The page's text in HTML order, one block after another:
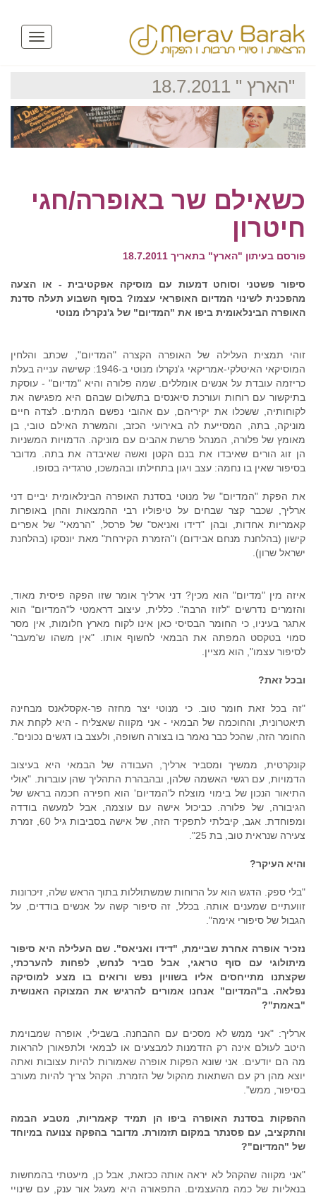
Toggle
"הארץ " 18.7.2011
כשאילם שר באופרה/חגי
חיטרון
פורסם בעיתון "הארץ" בתאריך 18.7.2011
סיפור פשטני וסוחט דמעות עם מוסיקה אפקטיבית - או הצעה
מהפכנית לשינוי המדיום האופראי עצמו? בסוף השבוע תעלה סדנת
האופרה הבינלאומית ביפו את "המדיום" של ג'נקרלו מנוטי
זוהי תמצית העלילה של האופרה הקצרה "המדיום", שכתב והלחין
המוסיקאי האיטלקי-אמריקאי ג'נקרלו מנוטי ב-1946: קשישה ענייה בעלת
כריזמה עובדת על אנשים אומללים. שמה פלורה והיא "מדיום" - עוסקת
בתיקשור עם רוחות ועורכת סיאנסים בתשלום שבהם היא מפגישה את
לקוחותיה, ששכלו את יקיריהם, עם אהובי נפשם המתים. לצדה חיים
מוניקה, בתה, המסייעת לה באירועי הכזב, והמשרת האילם טובי, בן
מאומץ של פלורה, המנהל פרשת אהבים עם מוניקה. הדמויות המשניות
הן זוג הורים שאיבדו את בנם הקטן ואשה שאיבדה את בתה. מדובר
בסיפור שאין בו נחמה: עצב ויגון בתחילתו ובהמשכו, טרגדיה בסופו.
את הפקת "המדיום" של מנוטי בסדנת האופרה הבינלאומית יביים דני
ארליך, שכבר קצר שבחים על טיפוליו רבי ההמצאות והחן באופרות
קאמריות אחדות, ובהן "דידו ואניאס" של פרסל, "הרמאי" של אפרים
קישון (בהלחנת מנחם אבידום) ו"הזמרת הקירחת" מאת יונסקו (בהלחנת
ישראל שרון).
איזה מין "מדיום" הוא מכין? דני ארליך אומר שזו הפקה פיסית מאוד,
והזמרים נדרשים "לזוז הרבה". כללית, עיצוב דראמטי ל"המדיום" הוא
אתגר בעיניו, כי החומר הבסיסי כאן אינו לקוח מארץ חלומות, אין מסר
סמוי בטקסט המפתה את הבמאי לחשוף אותו. "אין משהו ש'מעבר'
לסיפור עצמו", הוא מציין.
ובכל זאת?
"זה בכל זאת חומר טוב. כי מנוטי יצר מחזה פר-אקסלאנס מבחינה
תיאטרונית, והחוכמה של הבמאי - אני מקווה שאצליח - היא לקחת את
החומר הזה, שהכל כבר נאמר בו בצורה חשופה, ולעצב בו דגשים נכונים".
קונקרטית, ממשיך ומסביר ארליך, העבודה של הבמאי היא בעיצוב
הדמויות, עם רגשי האשמה שלהן, ובהבהרת התהליך שהן עוברות. "אולי
התיאור הנכון של בימוי מוצלח ל'המדיום' הוא חפירה חכמה בראש של
הגיבורה, של פלורה. כביכול אישה עם עוצמה, אבל למעשה בודדה
ומפוחדת. אגב, קיבלתי לתפקיד הזה, של אישה בסביבות גיל 60, זמרת
צעירה שנראית טוב, בת 25".
והיא העיקר?
"בלי ספק. הדגש הוא על הרוחות שמשתוללות בתוך הראש שלה, זיכרונות
זוועתיים שמענים אותה. בכלל, זה סיפור קשה על אנשים בודדים, על
הגבול של סיפורי אימה".
נזכיר אופרה אחרת שביימת, "דידו ואניאס". שם העלילה היא סיפור
מיתולוגי עם סוף טראגי, אבל סביר לנחש, לפחות להערכתי,
שקצתנו מתייחסים אליו בשוויון נפש ורואים בו מצע למוסיקה
נפלאה. ב"המדיום" אנחנו אמורים להרגיש את המצוקה האנושית
"באמת"?
ארליך: "אני ממש לא מסכים עם ההבחנה. בשבילי, אופרה שמבוימת
היטב לעולם אינה רק הזדמנות למבצעים או לבמאי ולתפאורן להראות
מה הם יודעים. אני שונא הפקות אופרה שאמורות להיות עצובות ואתה
יוצא מהן רק עם השתאות מהקול של הזמרת. הקהל צריך להיות מעורב
בסיפור, ממש".
ההפקות בסדנת האופרה ביפו הן תמיד קאמריות, מטבע הבמה
והתקציב, עם פסנתר במקום תזמורת. מדובר בהפקה צנועה במיוחד
של "המדיום"?
"אני מקווה שהקהל לא יראה אותה ככזאת, אבל כן, מיעטתי בהמחשות
בנאליות של כמה מהעצמים. התפאורה היא מעגל אור ענק, עם שינויי